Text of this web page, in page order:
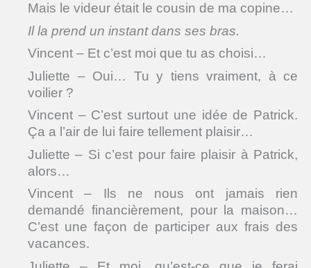
Mais le videur était le cousin de ma copine…
Il la prend un instant dans ses bras.
Vincent – Et c’est moi que tu as choisi…
Juliette – Oui… Tu y tiens vraiment, à ce
voilier ?
Vincent – C’est surtout une idée de Patrick.
Ça a l’air de lui faire tellement plaisir…
Juliette – Si c’est pour faire plaisir à Patrick,
alors…
Vincent – Ils ne nous ont jamais rien
demandé financièrement, pour la maison…
C’est une façon de participer aux frais des
vacances.